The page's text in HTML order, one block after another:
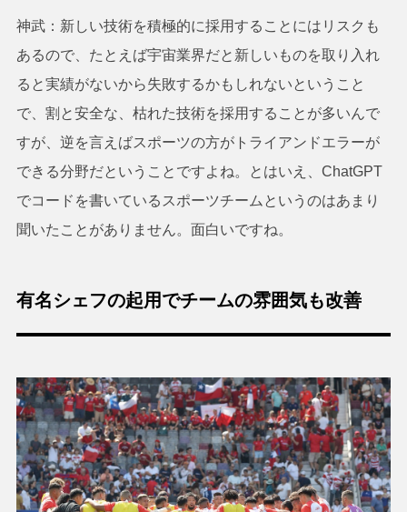
神武：新しい技術を積極的に採用することにはリスクも
あるので、たとえば宇宙業界だと新しいものを取り入れ
ると実績がないから失敗するかもしれないということ
で、割と安全な、枯れた技術を採用することが多いんで
すが、逆を言えばスポーツの方がトライアンドエラーが
できる分野だということですよね。とはいえ、ChatGPT
でコードを書いているスポーツチームというのはあまり
聞いたことがありません。面白いですね。
有名シェフの起用でチームの雰囲気も改善